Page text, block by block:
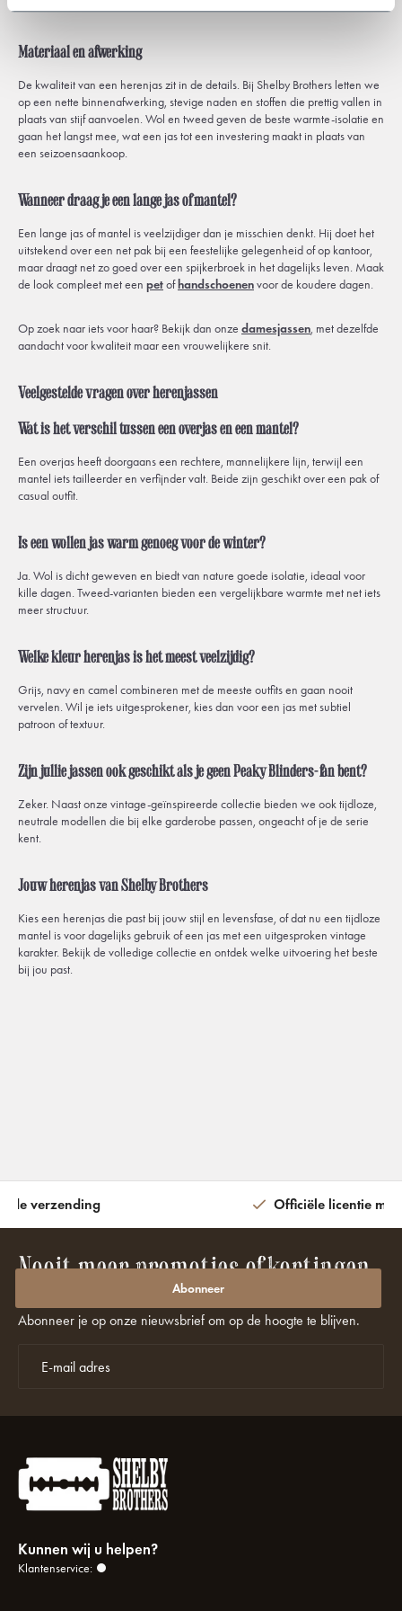
Materiaal en afwerking
De kwaliteit van een herenjas zit in de details. Bij Shelby Brothers letten we
op een nette binnenafwerking, stevige naden en stoffen die prettig vallen in
plaats van stijf aanvoelen. Wol en tweed geven de beste warmte-isolatie en
gaan het langst mee, wat een jas tot een investering maakt in plaats van
een seizoensaankoop.
Wanneer draag je een lange jas of mantel?
Een lange jas of mantel is veelzijdiger dan je misschien denkt. Hij doet het
uitstekend over een net pak bij een feestelijke gelegenheid of op kantoor,
maar draagt net zo goed over een spijkerbroek in het dagelijks leven. Maak
de look compleet met een petof handschoenenvoor de koudere dagen.
Op zoek naar iets voor haar? Bekijk dan onze damesjassen, met dezelfde
aandacht voor kwaliteit maar een vrouwelijkere snit.
Veelgestelde vragen over herenjassen
Wat is het verschil tussen een overjas en een mantel?
Een overjas heeft doorgaans een rechtere, mannelijkere lijn, terwijl een
mantel iets tailleerder en verfijnder valt. Beide zijn geschikt over een pak of
casual outfit.
Is een wollen jas warm genoeg voor de winter?
Ja. Wol is dicht geweven en biedt van nature goede isolatie, ideaal voor
kille dagen. Tweed-varianten bieden een vergelijkbare warmte met net iets
meer structuur.
Welke kleur herenjas is het meest veelzijdig?
Grijs, navy en camel combineren met de meeste outfits en gaan nooit
vervelen. Wil je iets uitgesprokener, kies dan voor een jas met subtiel
patroon of textuur.
Zijn jullie jassen ook geschikt als je geen Peaky Blinders-fan bent?
Zeker. Naast onze vintage-geïnspireerde collectie bieden we ook tijdloze,
neutrale modellen die bij elke garderobe passen, ongeacht of je de serie
kent.
Jouw herenjas van Shelby Brothers
Kies een herenjas die past bij jouw stijl en levensfase, of dat nu een tijdloze
mantel is voor dagelijks gebruik of een jas met een uitgesproken vintage
karakter. Bekijk de volledige collectie en ontdek welke uitvoering het beste
bij jou past.
verzending Officiële licentie met
Nooit meer promoties of kortingen
Abonneer je op onze nieuwsbrief om op de hoogte te blijven.
Abonneer
Kunnen wij u helpen?
Klantenservice: